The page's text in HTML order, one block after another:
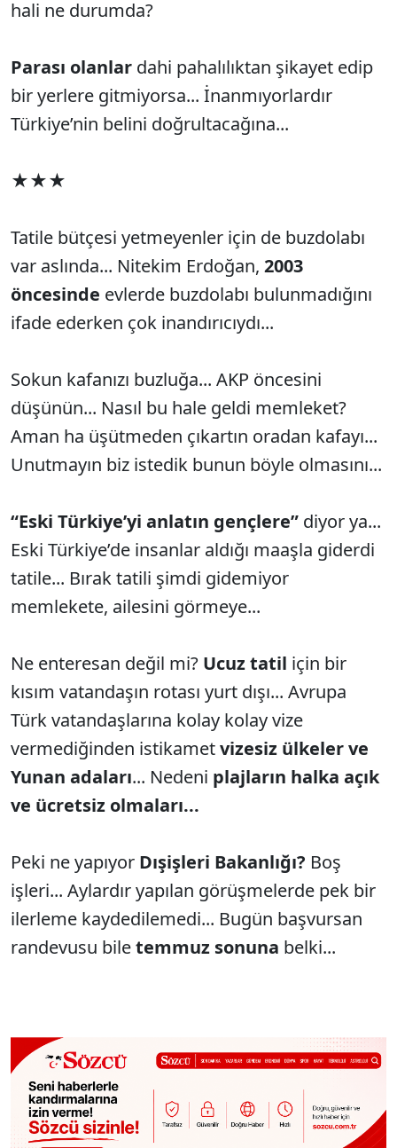
hali ne durumda?
Parası olanlar dahi pahalılıktan şikayet edip
bir yerlere gitmiyorsa... İnanmıyorlardır
Türkiye’nin belini doğrultacağına...
★★★
Tatile bütçesi yetmeyenler için de buzdolabı
var aslında... Nitekim Erdoğan, 2003
öncesinde evlerde buzdolabı bulunmadığını
ifade ederken çok inandırıcıydı...
Sokun kafanızı buzluğa... AKP öncesini
düşünün... Nasıl bu hale geldi memleket?
Aman ha üşütmeden çıkartın oradan kafayı...
Unutmayın biz istedik bunun böyle olmasını...
“Eski Türkiye’yi anlatın gençlere” diyor ya...
Eski Türkiye’de insanlar aldığı maaşla giderdi
tatile... Bırak tatili şimdi gidemiyor
memlekete, ailesini görmeye...
Ne enteresan değil mi? Ucuz tatil için bir
kısım vatandaşın rotası yurt dışı... Avrupa
Türk vatandaşlarına kolay kolay vize
vermediğinden istikametvizesiz ülkeler ve
Yunan adaları... Nedeni plajların halka açık
ve ücretsiz olmaları...
Peki ne yapıyor Dışişleri Bakanlığı? Boş
işleri... Aylardır yapılan görüşmelerde pek bir
ilerleme kaydedilemedi... Bugün başvursan
randevusu biletemmuz sonuna belki...